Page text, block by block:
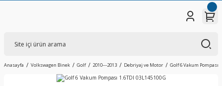
Anasayfa Volkswagen Binek Golf 2010---2013 Debriyaj ve Motor Golf 6 Vakum Pompası